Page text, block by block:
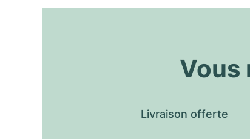
Vous
Livraison offerte